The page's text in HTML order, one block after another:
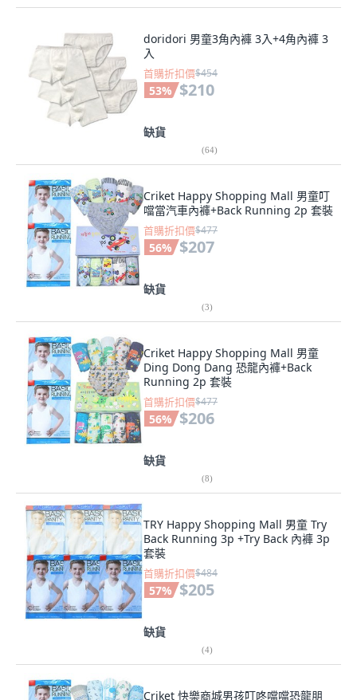
doridori 男童3角內褲 3入+4角內褲 3
入
首購折扣價$454
53% $210
缺貨
(64)
Criket Happy Shopping Mall 男童叮
噹當汽車內褲+Back Running 2p 套裝
首購折扣價$477
56% $207
缺貨
(3)
Criket Happy Shopping Mall 男童
Ding Dong Dang 恐龍內褲+Back
Running 2p 套裝
首購折扣價$477
56% $206
缺貨
(8)
TRY Happy Shopping Mall 男童 Try
Back Running 3p +Try Back 內褲 3p
套裝
首購折扣價$484
57% $205
缺貨
(4)
Criket 快樂商城男孩叮咚噹噹恐龍朋